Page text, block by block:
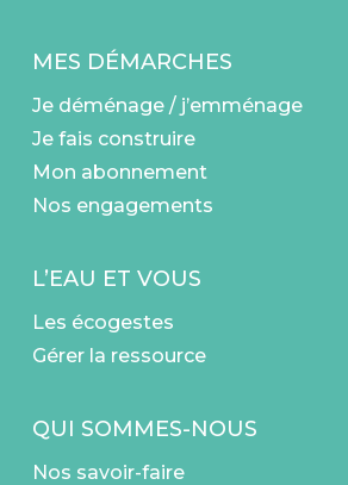
MES DÉMARCHES
Je déménage / j’emménage
Je fais construire
Mon abonnement
Nos engagements
L’EAU ET VOUS
Les écogestes
Gérer la ressource
QUI SOMMES-NOUS
Nos savoir-faire